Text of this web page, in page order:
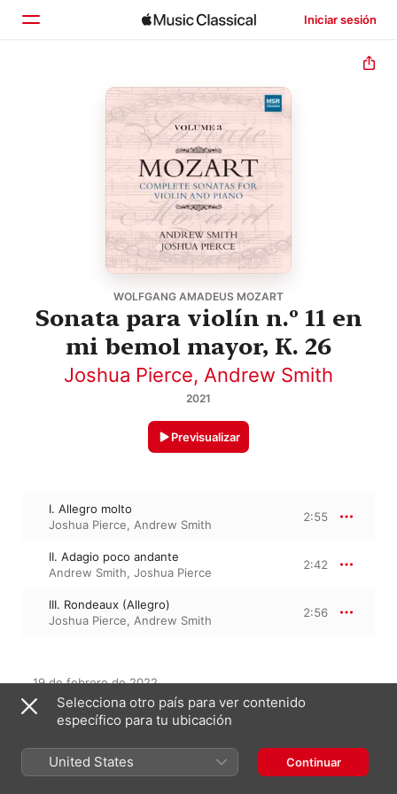
Iniciar sesión
Explorar
WOLFGANG AMADEUS MOZART
Sonata para violín n.º 11 en
mi bemol mayor, K. 26
Joshua Pierce, Andrew Smith
2021
Previsualizar
I. Allegro molto
Joshua Pierce, Andrew Smith
2:55
II. Adagio poco andante
Andrew Smith, Joshua Pierce
2:42
III. Rondeaux (Allegro)
Joshua Pierce, Andrew Smith
2:56
19 de febrero de 2022
3 pistas, 8 minutos
℗ 2021 Andrew Smith and Joshua Pierce
Del álbum
Selecciona otro país para ver contenido
específico para tu ubicación
United States Continuar